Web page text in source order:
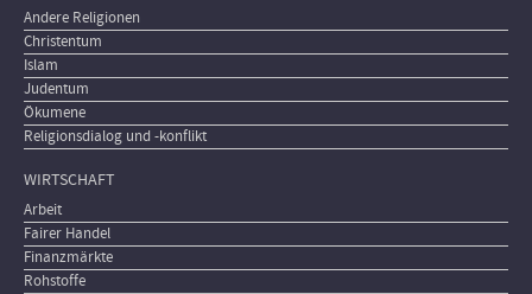
Andere Religionen
Christentum
Islam
Judentum
Ökumene
Religionsdialog und -konflikt
WIRTSCHAFT
Arbeit
Fairer Handel
Finanzmärkte
Rohstoffe